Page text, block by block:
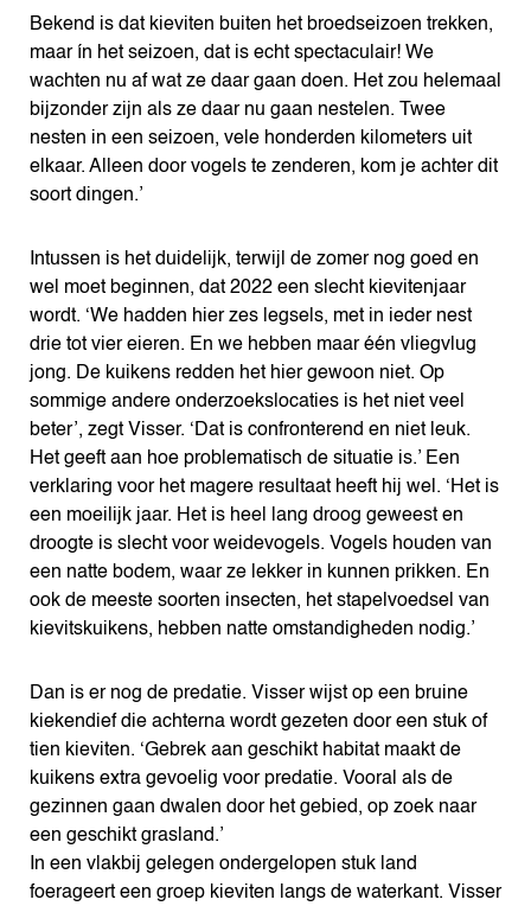
Bekend is dat kieviten buiten het broedseizoen trekken,
maar ín het seizoen, dat is echt spectaculair! We
wachten nu af wat ze daar gaan doen. Het zou helemaal
bijzonder zijn als ze daar nu gaan nestelen. Twee
nesten in een seizoen, vele honderden kilometers uit
elkaar. Alleen door vogels te zenderen, kom je achter dit
soort dingen.’
Intussen is het duidelijk, terwijl de zomer nog goed en
wel moet beginnen, dat 2022 een slecht kievitenjaar
wordt. ‘We hadden hier zes legsels, met in ieder nest
drie tot vier eieren. En we hebben maar één vliegvlug
jong. De kuikens redden het hier gewoon niet. Op
sommige andere onderzoekslocaties is het niet veel
beter’, zegt Visser. ‘Dat is confronterend en niet leuk.
Het geeft aan hoe problematisch de situatie is.’ Een
verklaring voor het magere resultaat heeft hij wel. ‘Het is
een moeilijk jaar. Het is heel lang droog geweest en
droogte is slecht voor weidevogels. Vogels houden van
een natte bodem, waar ze lekker in kunnen prikken. En
ook de meeste soorten insecten, het stapelvoedsel van
kievitskuikens, hebben natte omstandigheden nodig.’
Dan is er nog de predatie. Visser wijst op een bruine
kiekendief die achterna wordt gezeten door een stuk of
tien kieviten. ‘Gebrek aan geschikt habitat maakt de
kuikens extra gevoelig voor predatie. Vooral als de
gezinnen gaan dwalen door het gebied, op zoek naar
een geschikt grasland.’
In een vlakbij gelegen ondergelopen stuk land
foerageert een groep kieviten langs de waterkant. Visser